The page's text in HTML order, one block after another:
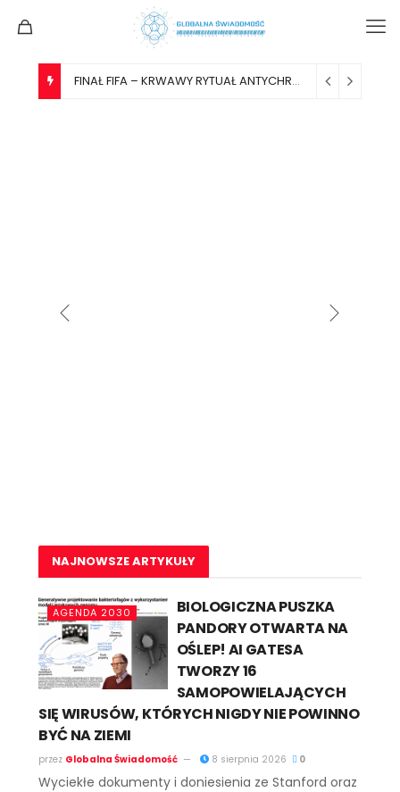
FINAŁ FIFA – KRWAWY RYTUAŁ ANTYCHRYSTA NA OCZACH DWÓCH MILIARDÓW LUDZI.
NAJNOWSZE ARTYKUŁY
AGENDA 2030
BIOLOGICZNA PUSZKA
PANDORY OTWARTA NA
OŚLEP! AI GATESA
TWORZY 16
SAMOPOWIELAJĄCYCH
SIĘ WIRUSÓW, KTÓRYCH NIGDY NIE POWINNO
BYĆ NA ZIEMI
przez Globalna Świadomość 8 sierpnia 2026 0
Wyciekłe dokumenty i doniesienia ze Stanford oraz